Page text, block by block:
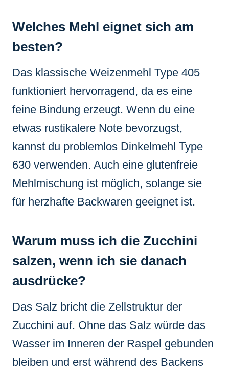
Welches Mehl eignet sich am
besten?
Das klassische Weizenmehl Type 405
funktioniert hervorragend, da es eine
feine Bindung erzeugt. Wenn du eine
etwas rustikalere Note bevorzugst,
kannst du problemlos Dinkelmehl Type
630 verwenden. Auch eine glutenfreie
Mehlmischung ist möglich, solange sie
für herzhafte Backwaren geeignet ist.
Warum muss ich die Zucchini
salzen, wenn ich sie danach
ausdrücke?
Das Salz bricht die Zellstruktur der
Zucchini auf. Ohne das Salz würde das
Wasser im Inneren der Raspel gebunden
bleiben und erst während des Backens